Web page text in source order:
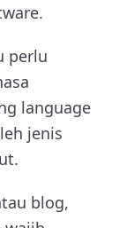
perlu
language
jenis
blog,